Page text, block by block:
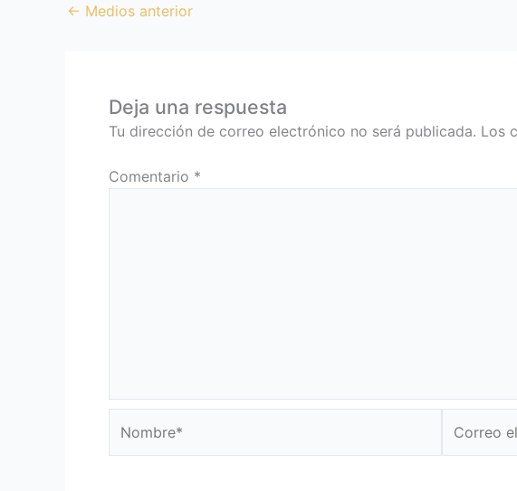
← Medios anterior
Deja una respuesta
Tu dirección de correo electrónico no será publicada. Los
Comentario *